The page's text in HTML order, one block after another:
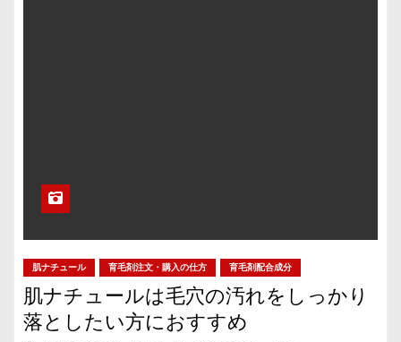
肌ナチュール 育毛剤注文・購入の仕方 育毛剤配合成分
肌ナチュールは毛穴の汚れをしっかり
落としたい方におすすめ